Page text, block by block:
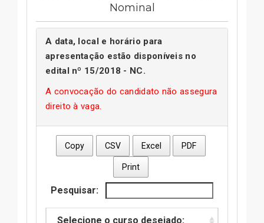
Nominal
A data, local e horário para
apresentação estão disponíveis no
edital nº 15/2018 - NC.
A convocação do candidato não assegura
direito à vaga.
Copy CSV Excel PDF
Print
Pesquisar:
Selecione o curso desejado: